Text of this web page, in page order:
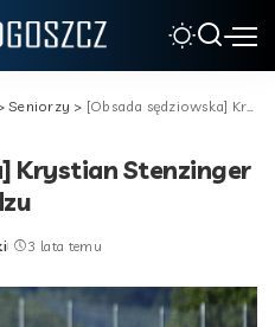
Seniorzy > [Obsada sędziowska] Krystian Stenzinger rozjemcą w Swarzędzu
Krystian Stenzinger
3 lata temu